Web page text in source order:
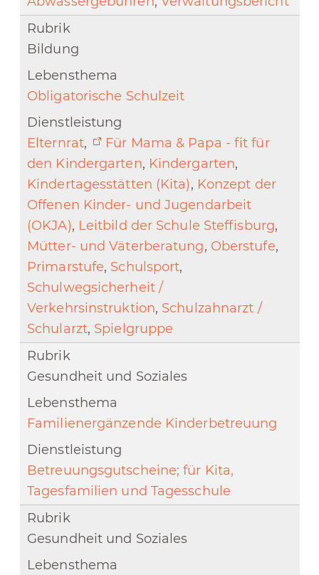
Bildung
Obligatorische Schulzeit
Elternrat,
Für Mama & Papa - fit für
den Kindergarten, Kindergarten,
Kindertagesstätten (Kita), Konzept der
Offenen Kinder- und Jugendarbeit
(OKJA), Leitbild der Schule Steffisburg,
Mütter- und Väterberatung, Oberstufe,
Primarstufe, Schulsport,
Schulwegsicherheit /
Verkehrsinstruktion, Schulzahnarzt /
Schularzt, Spielgruppe
Gesundheit und Soziales
Familienergänzende Kinderbetreuung
Betreuungsgutscheine; für Kita,
Tagesfamilien und Tagesschule
Gesundheit und Soziales